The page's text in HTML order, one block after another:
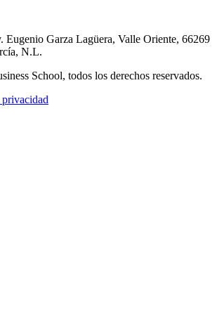
Eugenio Garza Lagüera, Valle Oriente, 66269
N.L.
School, todos los derechos reservados.